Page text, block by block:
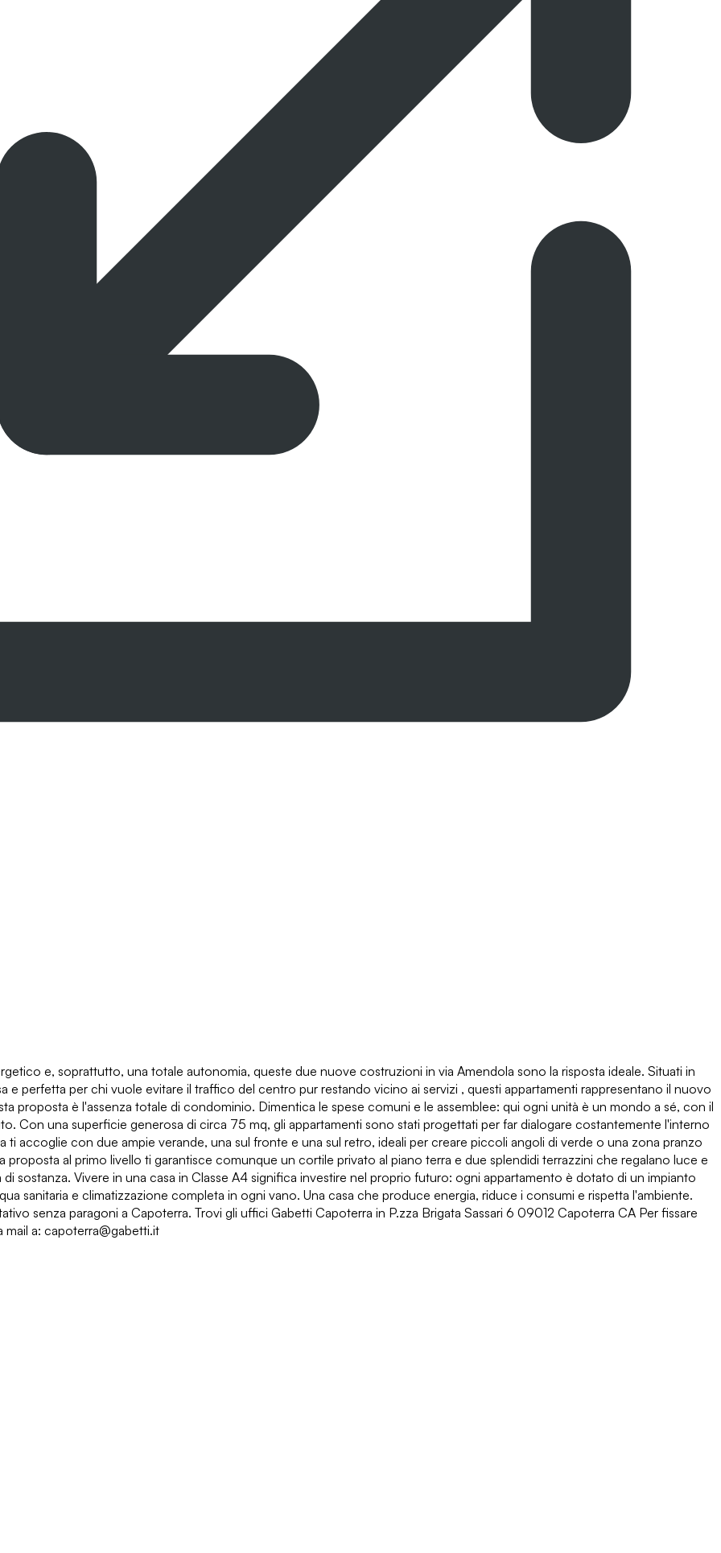
e, soprattutto, una totale autonomia, queste due nuove costruzioni in via Amendola sono la risposta ideale. Situati in
e perfetta per chi vuole evitare il traffico del centro pur restando vicino ai servizi , questi appartamenti rappresentano il nuovo
proposta è l'assenza totale di condominio. Dimentica le spese comuni e le assemblee: qui ogni unità è un mondo a sé, con il
Con una superficie generosa di circa 75 mq, gli appartamenti sono stati progettati per far dialogare costantemente l'interno
accoglie con due ampie verande, una sul fronte e una sul retro, ideali per creare piccoli angoli di verde o una zona pranzo
proposta al primo livello ti garantisce comunque un cortile privato al piano terra e due splendidi terrazzini che regalano luce e
sostanza. Vivere in una casa in Classe A4 significa investire nel proprio futuro: ogni appartamento è dotato di un impianto
sanitaria e climatizzazione completa in ogni vano. Una casa che produce energia, riduce i consumi e rispetta l'ambiente.
senza paragoni a Capoterra. Trovi gli uffici Gabetti Capoterra in P.zza Brigata Sassari 6 09012 Capoterra CA Per fissare
a: capoterra@gabetti.it